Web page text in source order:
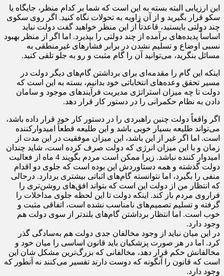
این ارزیابی البته بسته به این است که شما بر کدام منظر، جایگاه یا
سکو قرار بگیرید و از آن زاویه به تحولات نگاه کنید. اگر روی سکوی
چند دولتی بایستید، قاعدتاً از این منظر خواهید گفت دولت نباید
اساساً پدیده‌های برآمده از چند دولتی را بپذیرد. اما اگر از منظر بهبود
نسبی اوضاع و تسلیم نشدن در برابر فشارهای غیرمنطقی به
مسائل بنگرید، می‌توانید آن را گام مثبت و رو به جلو تلقی کنید.
اینکه این گام را مقدمه‌ای برای برداشتن گام‌های دیگر دولت در
مسیر تحقق وعده‌های انتخاباتی خود بدانیم، بسته به این است که
دولت تا چه میزان استراتژی مدیریت فرآیندهای موجود و سامان
دادن به نظام حکمرانی را در دستور کار قرار دهد.
اگر واقعاً دولت چنین راهبردی را در دستور کار خود قرار داده باشد،
می‌تواند طلیعه بسیار خوبی باشد و این طلیعه قطعاً امیدوارکننده
است. اما اگر غیر از این باشد، این میزان موفقیت در این مدت از
زمان و با این میزان انرژی که دولت صرف کرده است، شاید چندان
امیدوار کننده نباشد. زیرا ممکن است مردم بگویند 4 ماه از فعالیت
دولت گذشته و همه دستاوردش این بوده است که جلوی دو اقدام
منفی را بگیرد، اما نتوانسته گام‌های اثباتی بیشتری بردارد. درحالی
که انتظار من از دولت این است که بتواند افق‌های روشن‌تری را
فراروی مردم باز کند. اینکه دولت تا این لحظه جلوی مداخلات را
گرفته و تسلیم تصمیم‌های نامناسب نشده است، اتفاقی مثبت و
خوب است. اما انتظار برداشتن گام‌های بلندتر از سوی دولت هم
وجود دارد.
در این میان نباید از وجود مخالفان جدی دولت هم به‌سادگی گذر
کرد. اما در هر صورت پزشکیان باید قانون اساسی را میان خود و
مخالفانش حکم قرار دهد، مخالفانی که بزرگ‌ترین مشکل شان این
است که قانون را آنگونه که دوست دارند تفسیر می‌کنند نه آنطور که
وجود دارد.